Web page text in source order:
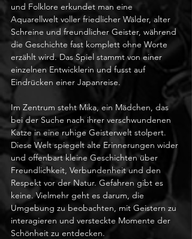
und Folklore erkundet man eine
Aquarellwelt voller friedlicher Wälder, alter
Schreine und freundlicher Geister, während
die Geschichte fast komplett ohne Worte
erzählt wird. Das Spiel stammt von einer
einzelnen Entwicklerin und fusst auf
Eindrücken einer Japanreise.
Im Zentrum steht Mika, ein Mädchen, das
bei der Suche nach ihrer verschwundenen
Katze in eine ruhige Geisterwelt stolpert.
Diese Welt spiegelt alte Erinnerungen wider
und offenbart kleine Geschichten über
Freundlichkeit, Verbundenheit und den
Respekt vor der Natur. Gefahren gibt es
keine. Vielmehr geht es darum, die
Umgebung zu beobachten, mit Geistern zu
interagieren und versteckte Momente der
Schönheit zu entdecken.